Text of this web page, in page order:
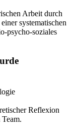
Arbeit durch
systematischen
psycho-soziales
Reflexion